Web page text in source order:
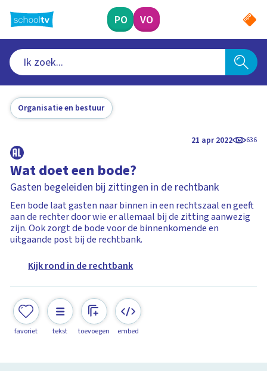
naar
hoofdinhoud
PO VO
Organisatie en bestuur
21 apr 2022 636
Wat doet een bode?
Gasten begeleiden bij zittingen in de rechtbank
Een bode laat gasten naar binnen in een rechtszaal en geeft
aan de rechter door wie er allemaal bij de zitting aanwezig
zijn. Ook zorgt de bode voor de binnenkomende en
uitgaande post bij de rechtbank.
Kijk rond in de rechtbank
favoriet tekst toevoegen embed